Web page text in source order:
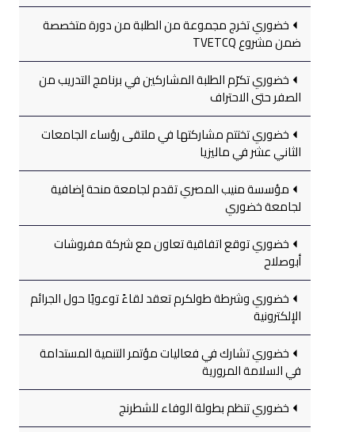
خضوري تخرج مجموعة من الطلبة من دورة متخصصة
ضمن مشروع TVETCQ
خضوري تكرّم الطلبة المشاركين في برنامج التدريب من
الصفر حتى الاحتراف
خضوري تختتم مشاركتها في ملتقى رؤساء الجامعات
الثاني عشر في ماليزيا
مؤسسة منيب المصري تقدم لجامعة منحة إضافية
لجامعة خضوري
خضوري توقع اتفاقية تعاون مع شركة مفروشات
أبوصلاح
خضوري وشرطة طولكرم تعقد لقاءً توعويًا حول الجرائم
الإلكترونية
خضوري تشارك في فعاليات مؤتمر التنمية المستدامة
في السلامة المرورية
خضوري تنظم بطولة الوفاء للشطرنج